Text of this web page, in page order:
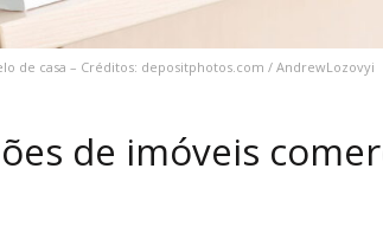
de casa – Créditos: depositphotos.com / AndrewLozovyi
de imóveis